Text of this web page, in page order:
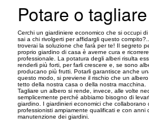
Potare o
Cerchi un giardiniere economico che si occupi di
sai a chi rivolgerti per affidargli questo
troverai la soluzione che farà per te! Il segreto
proprio giardino di casa è averne cura e
professionale. La potatura degli alberi risulta
renderli più forti, per farli crescere e, se sono
producano più frutti. Potarli garantisce anche
questo modo, si previene il rischio che un
tetto della nostra casa o della nostra macchina.
Tagliare un albero si rende, invece, alle volte
semplicemente perché abbiamo bisogno di
giardino. I giardinieri economici che
professionisti ampiamente qualificati e con anni
manutenzione dei giardini.